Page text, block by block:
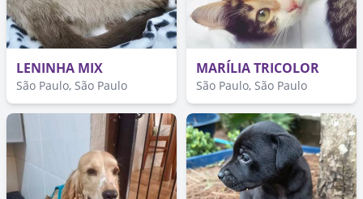
LENINHA MIX
São Paulo, São Paulo
MARÍLIA TRICOLOR
São Paulo, São Paulo